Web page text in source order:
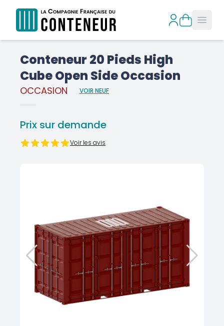
Conteneur 20 Pieds High
Cube Open Side Occasion
OCCASION VOIR NEUF
Prix sur demande
Voir les avis